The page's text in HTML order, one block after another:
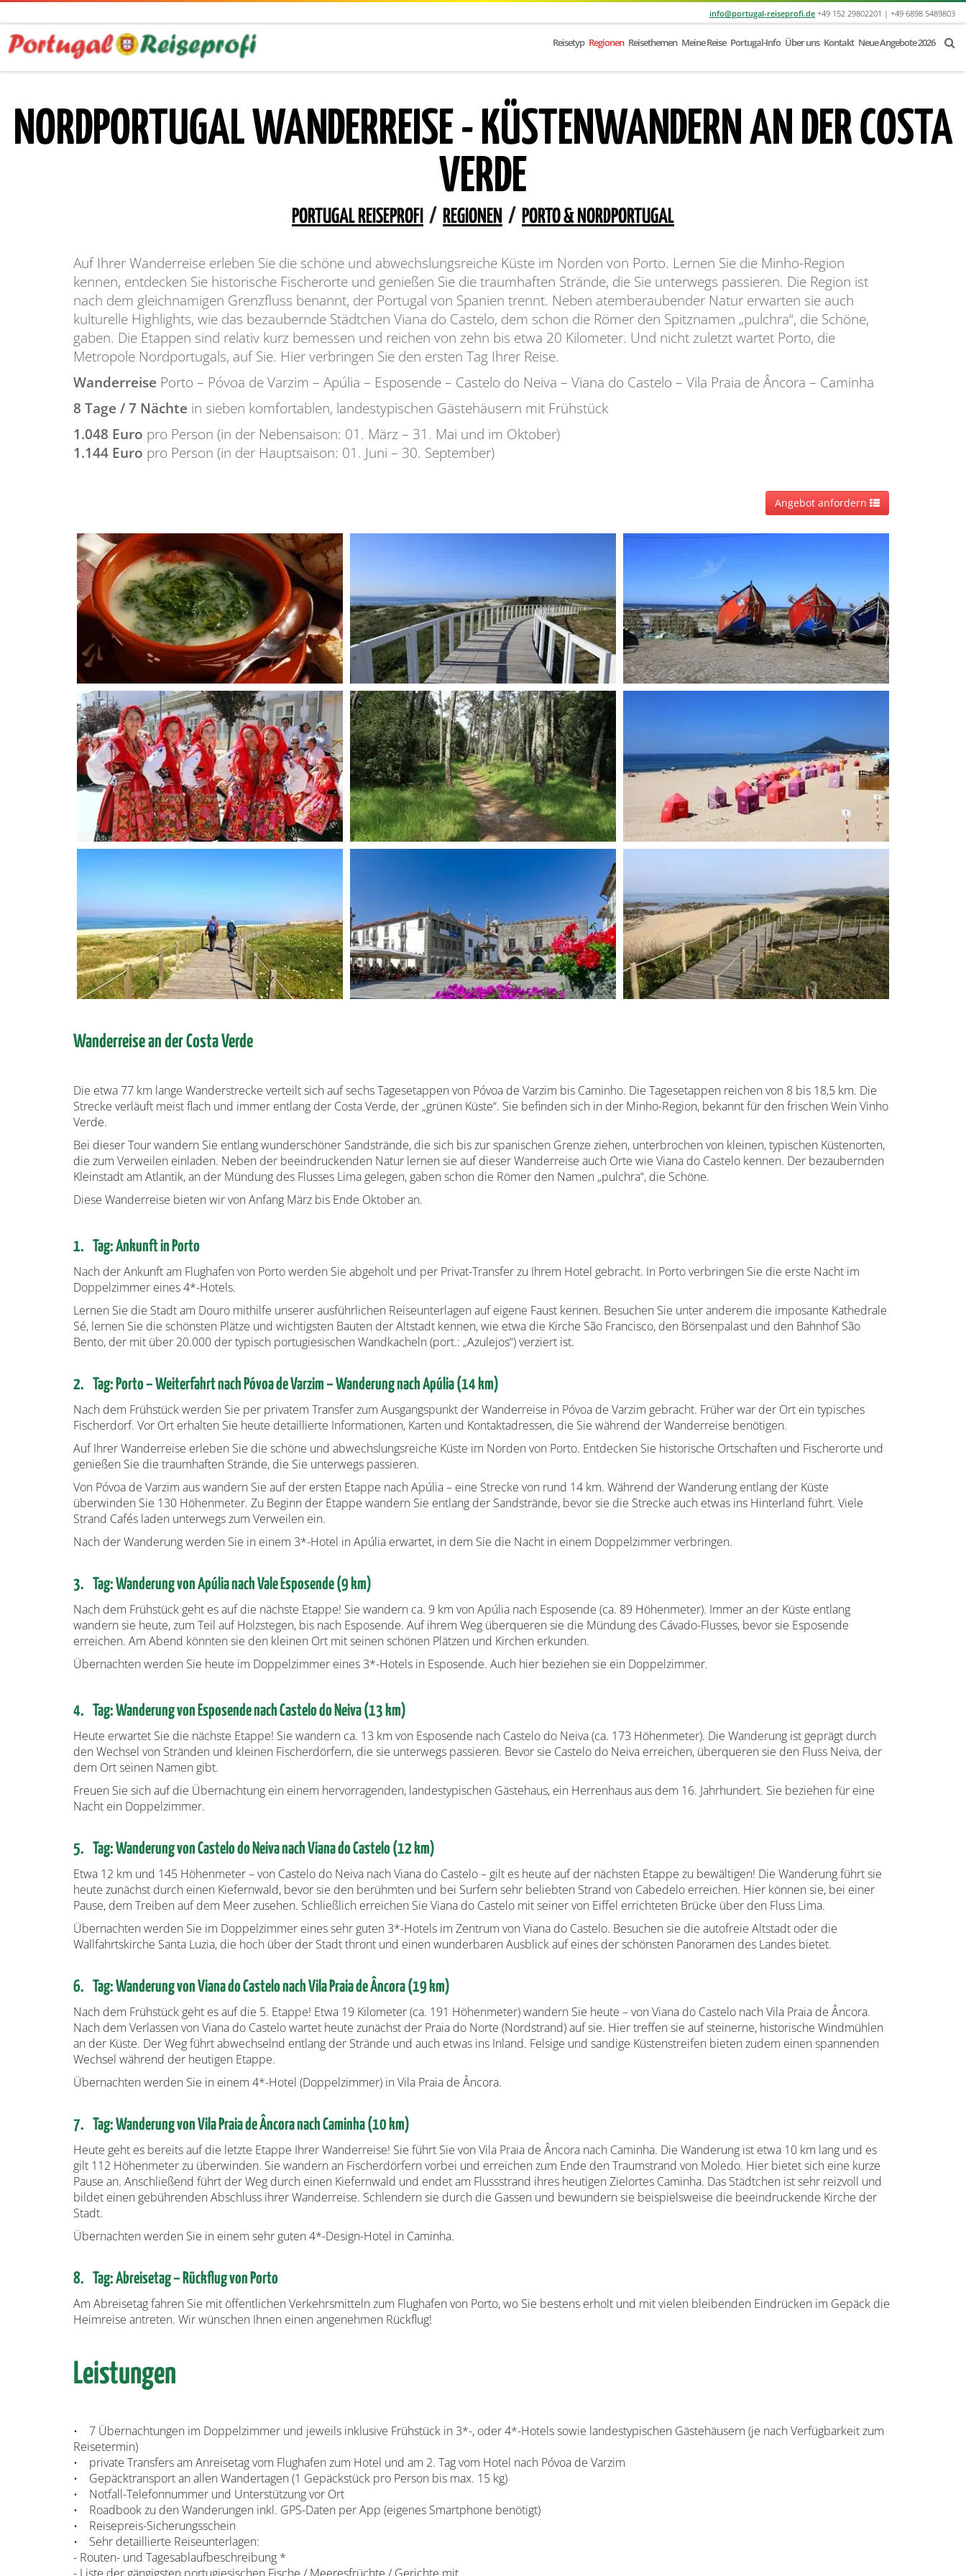
info@portugal-reiseprofi.de +49 152 29802201 | +49 6898 5489803
Reisetyp Regionen Reisethemen Meine Reise Portugal-Info Über uns Kontakt Neue Angebote 2026
NORDPORTUGAL WANDERREISE - KÜSTENWANDERN AN DER COSTA
VERDE
PORTUGAL REISEPROFI / REGIONEN / PORTO & NORDPORTUGAL
Auf Ihrer Wanderreise erleben Sie die schöne und abwechslungsreiche Küste im Norden von Porto. Lernen Sie die Minho-Region
kennen, entdecken Sie historische Fischerorte und genießen Sie die traumhaften Strände, die Sie unterwegs passieren. Die Region ist
nach dem gleichnamigen Grenzfluss benannt, der Portugal von Spanien trennt. Neben atemberaubender Natur erwarten sie auch
kulturelle Highlights, wie das bezaubernde Städtchen Viana do Castelo, dem schon die Römer den Spitznamen „pulchra“, die Schöne,
gaben. Die Etappen sind relativ kurz bemessen und reichen von zehn bis etwa 20 Kilometer. Und nicht zuletzt wartet Porto, die
Metropole Nordportugals, auf Sie. Hier verbringen Sie den ersten Tag Ihrer Reise.
Wanderreise Porto – Póvoa de Varzim – Apúlia – Esposende – Castelo do Neiva – Viana do Castelo – Vila Praia de Âncora – Caminha
8 Tage / 7 Nächte in sieben komfortablen, landestypischen Gästehäusern mit Frühstück
1.048 Euro pro Person (in der Nebensaison: 01. März – 31. Mai und im Oktober)
1.144 Euro pro Person (in der Hauptsaison: 01. Juni – 30. September)
Angebot anfordern
Wanderreise an der Costa Verde
Die etwa 77 km lange Wanderstrecke verteilt sich auf sechs Tagesetappen von Póvoa de Varzim bis Caminho. Die Tagesetappen reichen von 8 bis 18,5 km. Die
Strecke verläuft meist flach und immer entlang der Costa Verde, der „grünen Küste“. Sie befinden sich in der Minho-Region, bekannt für den frischen Wein Vinho
Verde.
Bei dieser Tour wandern Sie entlang wunderschöner Sandstrände, die sich bis zur spanischen Grenze ziehen, unterbrochen von kleinen, typischen Küstenorten,
die zum Verweilen einladen. Neben der beeindruckenden Natur lernen sie auf dieser Wanderreise auch Orte wie Viana do Castelo kennen. Der bezaubernden
Kleinstadt am Atlantik, an der Mündung des Flusses Lima gelegen, gaben schon die Römer den Namen „pulchra“, die Schöne.
Diese Wanderreise bieten wir von Anfang März bis Ende Oktober an.
1. Tag: Ankunft in Porto
Nach der Ankunft am Flughafen von Porto werden Sie abgeholt und per Privat-Transfer zu Ihrem Hotel gebracht. In Porto verbringen Sie die erste Nacht im
Doppelzimmer eines 4*-Hotels.
Lernen Sie die Stadt am Douro mithilfe unserer ausführlichen Reiseunterlagen auf eigene Faust kennen. Besuchen Sie unter anderem die imposante Kathedrale
Sé, lernen Sie die schönsten Plätze und wichtigsten Bauten der Altstadt kennen, wie etwa die Kirche São Francisco, den Börsenpalast und den Bahnhof São
Bento, der mit über 20.000 der typisch portugiesischen Wandkacheln (port.: „Azulejos“) verziert ist.
2. Tag: Porto – Weiterfahrt nach Póvoa de Varzim – Wanderung nach Apúlia (14 km)
Nach dem Frühstück werden Sie per privatem Transfer zum Ausgangspunkt der Wanderreise in Póvoa de Varzim gebracht. Früher war der Ort ein typisches
Fischerdorf. Vor Ort erhalten Sie heute detaillierte Informationen, Karten und Kontaktadressen, die Sie während der Wanderreise benötigen.
Auf Ihrer Wanderreise erleben Sie die schöne und abwechslungsreiche Küste im Norden von Porto. Entdecken Sie historische Ortschaften und Fischerorte und
genießen Sie die traumhaften Strände, die Sie unterwegs passieren.
Von Póvoa de Varzim aus wandern Sie auf der ersten Etappe nach Apúlia – eine Strecke von rund 14 km. Während der Wanderung entlang der Küste
überwinden Sie 130 Höhenmeter. Zu Beginn der Etappe wandern Sie entlang der Sandstrände, bevor sie die Strecke auch etwas ins Hinterland führt. Viele
Strand Cafés laden unterwegs zum Verweilen ein.
Nach der Wanderung werden Sie in einem 3*-Hotel in Apúlia erwartet, in dem Sie die Nacht in einem Doppelzimmer verbringen.
3. Tag: Wanderung von Apúlia nach Vale Esposende (9 km)
Nach dem Frühstück geht es auf die nächste Etappe! Sie wandern ca. 9 km von Apúlia nach Esposende (ca. 89 Höhenmeter). Immer an der Küste entlang
wandern sie heute, zum Teil auf Holzstegen, bis nach Esposende. Auf ihrem Weg überqueren sie die Mündung des Cávado-Flusses, bevor sie Esposende
erreichen. Am Abend könnten sie den kleinen Ort mit seinen schönen Plätzen und Kirchen erkunden.
Übernachten werden Sie heute im Doppelzimmer eines 3*-Hotels in Esposende. Auch hier beziehen sie ein Doppelzimmer.
4. Tag: Wanderung von Esposende nach Castelo do Neiva (13 km)
Heute erwartet Sie die nächste Etappe! Sie wandern ca. 13 km von Esposende nach Castelo do Neiva (ca. 173 Höhenmeter). Die Wanderung ist geprägt durch
den Wechsel von Stränden und kleinen Fischerdörfern, die sie unterwegs passieren. Bevor sie Castelo do Neiva erreichen, überqueren sie den Fluss Neiva, der
dem Ort seinen Namen gibt.
Freuen Sie sich auf die Übernachtung ein einem hervorragenden, landestypischen Gästehaus, ein Herrenhaus aus dem 16. Jahrhundert. Sie beziehen für eine
Nacht ein Doppelzimmer.
5. Tag: Wanderung von Castelo do Neiva nach Viana do Castelo (12 km)
Etwa 12 km und 145 Höhenmeter – von Castelo do Neiva nach Viana do Castelo – gilt es heute auf der nächsten Etappe zu bewältigen! Die Wanderung führt sie
heute zunächst durch einen Kiefernwald, bevor sie den berühmten und bei Surfern sehr beliebten Strand von Cabedelo erreichen. Hier können sie, bei einer
Pause, dem Treiben auf dem Meer zusehen. Schließlich erreichen Sie Viana do Castelo mit seiner von Eiffel errichteten Brücke über den Fluss Lima.
Übernachten werden Sie im Doppelzimmer eines sehr guten 3*-Hotels im Zentrum von Viana do Castelo. Besuchen sie die autofreie Altstadt oder die
Wallfahrtskirche Santa Luzia, die hoch über der Stadt thront und einen wunderbaren Ausblick auf eines der schönsten Panoramen des Landes bietet.
6. Tag: Wanderung von Viana do Castelo nach Vila Praia de Âncora (19 km)
Nach dem Frühstück geht es auf die 5. Etappe! Etwa 19 Kilometer (ca. 191 Höhenmeter) wandern Sie heute – von Viana do Castelo nach Vila Praia de Âncora.
Nach dem Verlassen von Viana do Castelo wartet heute zunächst der Praia do Norte (Nordstrand) auf sie. Hier treffen sie auf steinerne, historische Windmühlen
an der Küste. Der Weg führt abwechselnd entlang der Strände und auch etwas ins Inland. Felsige und sandige Küstenstreifen bieten zudem einen spannenden
Wechsel während der heutigen Etappe.
Übernachten werden Sie in einem 4*-Hotel (Doppelzimmer) in Vila Praia de Âncora.
7. Tag: Wanderung von Vila Praia de Âncora nach Caminha (10 km)
Heute geht es bereits auf die letzte Etappe Ihrer Wanderreise! Sie führt Sie von Vila Praia de Âncora nach Caminha. Die Wanderung ist etwa 10 km lang und es
gilt 112 Höhenmeter zu überwinden. Sie wandern an Fischerdörfern vorbei und erreichen zum Ende den Traumstrand von Moledo. Hier bietet sich eine kurze
Pause an. Anschließend führt der Weg durch einen Kiefernwald und endet am Flussstrand ihres heutigen Zielortes Caminha. Das Städtchen ist sehr reizvoll und
bildet einen gebührenden Abschluss ihrer Wanderreise. Schlendern sie durch die Gassen und bewundern sie beispielsweise die beeindruckende Kirche der
Stadt.
Übernachten werden Sie in einem sehr guten 4*-Design-Hotel in Caminha.
8. Tag: Abreisetag – Rückflug von Porto
Am Abreisetag fahren Sie mit öffentlichen Verkehrsmitteln zum Flughafen von Porto, wo Sie bestens erholt und mit vielen bleibenden Eindrücken im Gepäck die
Heimreise antreten. Wir wünschen Ihnen einen angenehmen Rückflug!
Leistungen
• 7 Übernachtungen im Doppelzimmer und jeweils inklusive Frühstück in 3*-, oder 4*-Hotels sowie landestypischen Gästehäusern (je nach Verfügbarkeit zum
Reisetermin)
• private Transfers am Anreisetag vom Flughafen zum Hotel und am 2. Tag vom Hotel nach Póvoa de Varzim
• Gepäcktransport an allen Wandertagen (1 Gepäckstück pro Person bis max. 15 kg)
• Notfall-Telefonnummer und Unterstützung vor Ort
• Roadbook zu den Wanderungen inkl. GPS-Daten per App (eigenes Smartphone benötigt)
• Reisepreis-Sicherungsschein
• Sehr detaillierte Reiseunterlagen:
- Routen- und Tagesablaufbeschreibung *